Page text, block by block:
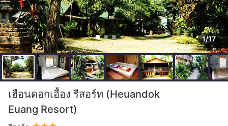
1/17
เฮือนดอกเอื้อง รีสอร์ท (Heuandok
Euang Resort)